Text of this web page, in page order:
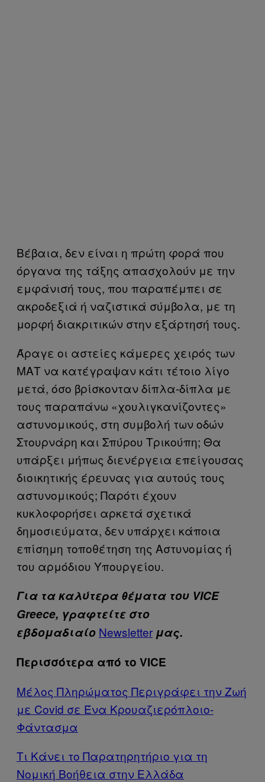
Βέβαια, δεν είναι η πρώτη φορά που
όργανα της τάξης απασχολούν με την
εμφάνισή τους, που παραπέμπει σε
ακροδεξιά ή ναζιστικά σύμβολα, με τη
μορφή διακριτικών στην εξάρτησή τους.
Άραγε οι αστείες κάμερες χειρός των
ΜΑΤ να κατέγραψαν κάτι τέτοιο λίγο
μετά, όσο βρίσκονταν δίπλα-δίπλα με
τους παραπάνω «χουλιγκανίζοντες»
αστυνομικούς, στη συμβολή των οδών
Στουρνάρη και Σπύρου Τρικούπη; Θα
υπάρξει μήπως διενέργεια επείγουσας
διοικητικής έρευνας για αυτούς τους
αστυνομικούς; Παρότι έχουν
κυκλοφορήσει αρκετά σχετικά
δημοσιεύματα, δεν υπάρχει κάποια
επίσημη τοποθέτηση της Αστυνομίας ή
του αρμόδιου Υπουργείου.
Για τα καλύτερα θέματα του VICE
Greece, γραφτείτε στο
εβδομαδιαίο Newsletter μας.
Περισσότερα από το VICE
Μέλος Πληρώματος Περιγράφει την Ζωή
με Covid σε Ένα Κρουαζιερόπλοιο-
Φάντασμα
Τι Κάνει το Παρατηρητήριο για τη
Νομική Βοήθεια στην Ελλάδα